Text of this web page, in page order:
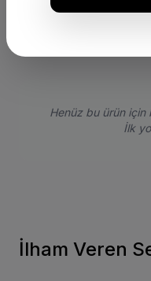
Bu ürünü satın alan
Henüz bu ürün için
İlk
İlham Veren